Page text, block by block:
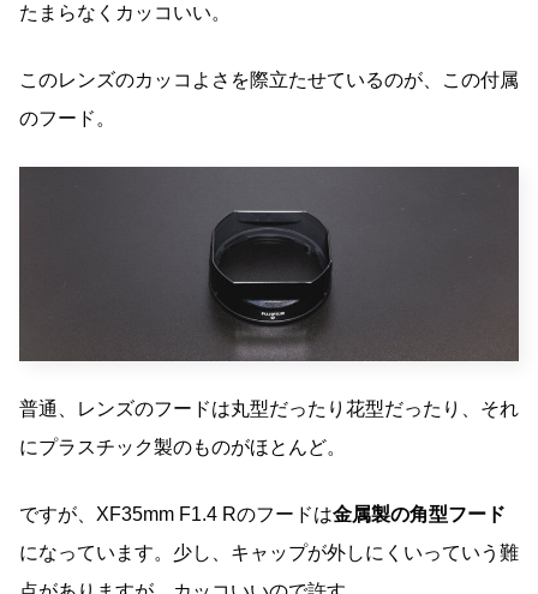
たまらなくカッコいい。
このレンズのカッコよさを際立たせているのが、この付属
のフード。
普通、レンズのフードは丸型だったり花型だったり、それ
にプラスチック製のものがほとんど。
ですが、XF35mm F1.4 Rのフードは金属製の角型フード
になっています。少し、キャップが外しにくいっていう難